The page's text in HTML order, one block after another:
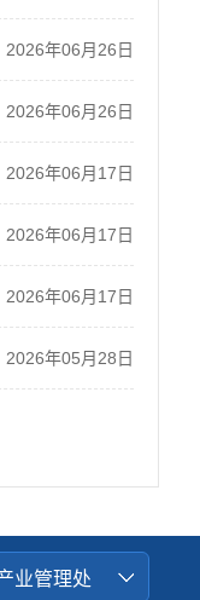
2026年06月26日
2026年06月26日
2026年06月17日
2026年06月17日
2026年06月17日
2026年05月28日